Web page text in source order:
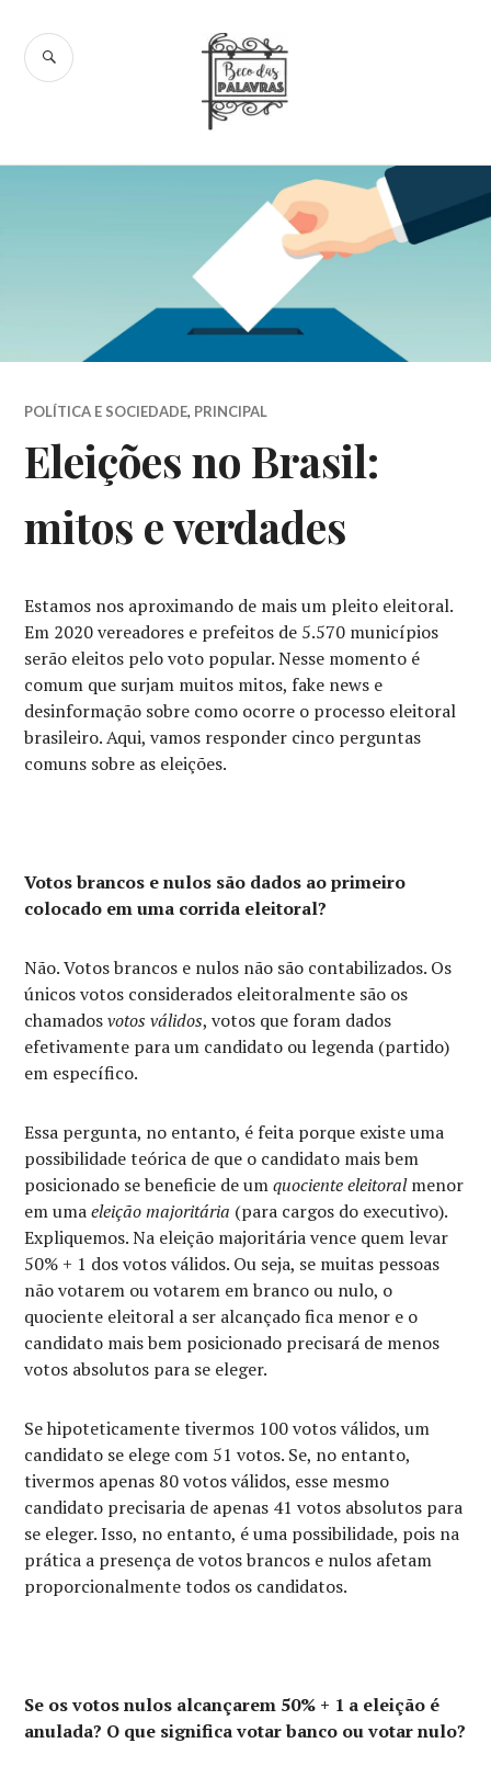
content
Beco das
Palavras
SEARCH
POLÍTICA E SOCIEDADE, PRINCIPAL
Eleições no Brasil:
mitos e verdades
Estamos nos aproximando de mais um pleito eleitoral.
Em 2020 vereadores e prefeitos de 5.570 municípios
serão eleitos pelo voto popular. Nesse momento é
comum que surjam muitos mitos, fake news e
desinformação sobre como ocorre o processo eleitoral
brasileiro. Aqui, vamos responder cinco perguntas
comuns sobre as eleições.
Votos brancos e nulos são dados ao primeiro
colocado em uma corrida eleitoral?
Não. Votos brancos e nulos não são contabilizados. Os
únicos votos considerados eleitoralmente são os
chamadosvotos válidos, votos que foram dados
efetivamente para um candidato ou legenda (partido)
em específico.
Essa pergunta, no entanto, é feita porque existe uma
possibilidade teórica de que o candidato mais bem
posicionado se beneficie de umquociente eleitoralmenor
em umaeleição majoritária (para cargos do executivo).
Expliquemos. Na eleição majoritária vence quem levar
50% + 1 dos votos válidos. Ou seja, se muitas pessoas
não votarem ou votarem em branco ou nulo, o
quociente eleitoral a ser alcançado fica menor e o
candidato mais bem posicionado precisará de menos
votos absolutos para se eleger.
Se hipoteticamente tivermos 100 votos válidos, um
candidato se elege com 51 votos. Se, no entanto,
tivermos apenas 80 votos válidos, esse mesmo
candidato precisaria de apenas 41 votos absolutos para
se eleger. Isso, no entanto, é uma possibilidade, pois na
prática a presença de votos brancos e nulos afetam
proporcionalmente todos os candidatos.
Se os votos nulos alcançarem 50% + 1 a eleição é
anulada? O que significa votar banco ou votar nulo?